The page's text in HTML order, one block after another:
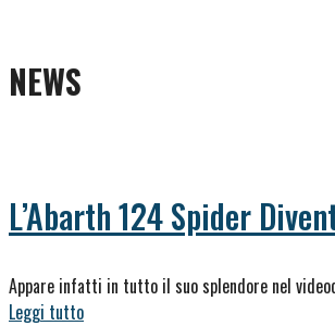
NEWS
L’Abarth 124 Spider
Appare infatti in tutto il suo splendore nel
Leggi tutto